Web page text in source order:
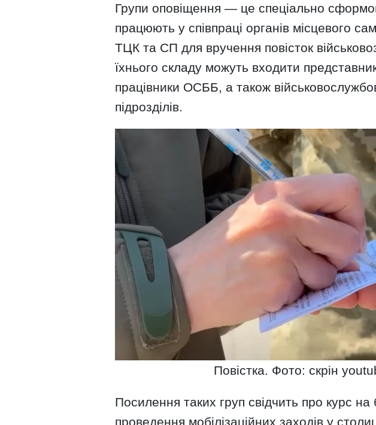
Групи оповіщення — це спеціально
працюють у співпраці органів місцевого
ТЦК та СП для вручення повісток
їхнього складу можуть входити
працівники ОСББ, а також
підрозділів.
Повістка. Фото: скрін
Посилення таких груп свідчить про курс на
проведення мобілізаційних заходів у